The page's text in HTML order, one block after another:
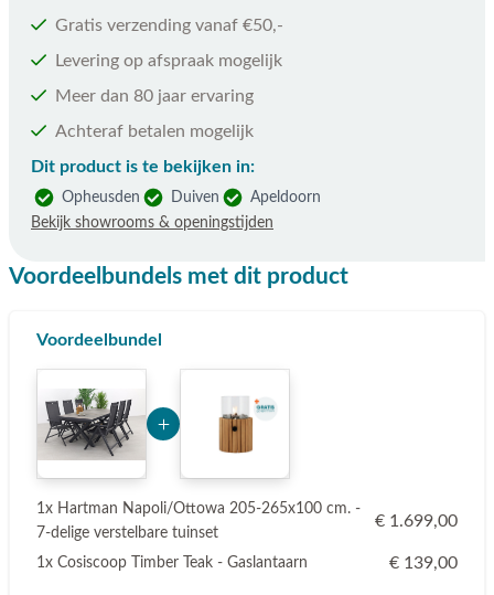
Gratis verzending vanaf €50,-
Levering op afspraak mogelijk
Meer dan 80 jaar ervaring
Achteraf betalen mogelijk
Dit product is te bekijken in:
Opheusden Duiven
Apeldoorn
Bekijk showrooms & openingstijden
Voordeelbundels met dit product
Voordeelbundel
1x Hartman Napoli/Ottowa 205-265x100 cm. -
7-delige verstelbare tuinset
€ 1.699,00
1x Cosiscoop Timber Teak - Gaslantaarn € 139,00